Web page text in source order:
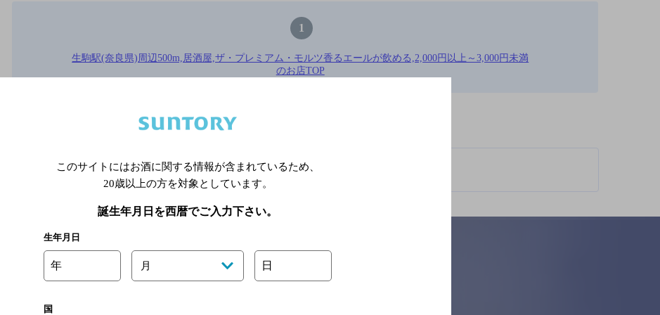
1
生駒駅(奈良県)周辺500m,居酒屋,ザ・プレミアム・モルツ香るエールが飲める,2,000円以上～3,000円未満
のお店TOP
※店舗によりハイボール取り扱い銘柄が異なります。
関連ページ
このサイトにはお酒に関する情報が含まれているため、
20歳以上の方を対象としています。
誕生年月日を西暦でご入力下さい。
生年月日
年 月 日
国